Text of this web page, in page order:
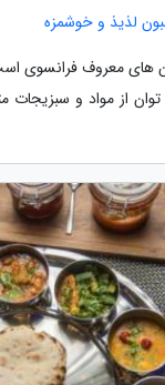
لذیذ و خوشمزه
های معروف فرانسوی
از مواد و سبزیجات